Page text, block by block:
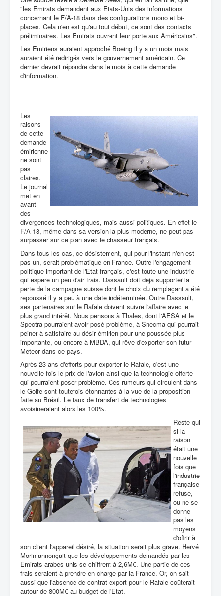
"les Emirats demandent aux Etats-Unis des informations
concernant le F/A-18 dans des configurations mono et bi-
places. Cela n'en est qu'au tout début, ce sont des contacts
préliminaires. Les Emirats ouvrent leur porte aux Américains".
Les Emiriens auraient approché Boeing il y a un mois mais
auraient été redirigés vers le gouvernement américain. Ce
dernier devrait répondre dans le mois à cette demande
d'information.
Les
raisons
de cette
demande
émirienne
ne sont
pas
claires.
Le journal
met en
avant
des
divergences technologiques, mais aussi politiques. En effet le
F/A-18, même dans sa version la plus moderne, ne peut pas
surpasser sur ce plan avec le chasseur français.
Dans tous les cas, ce désistement, qui pour l'instant n'en est
pas un, serait problématique en France. Outre l'engagement
politique important de l'Etat français, c'est toute une industrie
qui espère un peu d'air frais. Dassault doit déjà supporter la
perte de la campagne suisse dont le choix du remplaçant a été
repoussé il y a peu à une date indéterminée. Outre Dassault,
ses partenaires sur le Rafale doivent suivre l'affaire avec le
plus grand intérêt. Nous pensons à Thales, dont l'AESA et le
Spectra pourraient avoir posé problème, à Snecma qui pourrait
peiner à satisfaire au désir émirien pour une poussée plus
importante, ou encore à MBDA, qui rêve d'exporter son futur
Meteor dans ce pays.
Après 23 ans d'efforts pour exporter le Rafale, c'est une
nouvelle fois le prix de l'avion ainsi que la technologie offerte
qui pourraient poser problème. Ces rumeurs qui circulent dans
le Golfe sont toutefois étonnantes à la vue de la proposition
faite au Brésil. Le taux de transfert de technologies
avoisineraient alors les 100%.
Reste qui
si la
raison
était une
nouvelle
fois que
l'industrie
française
refuse,
ou ne se
donne
pas les
moyens
d'offrir à
son client l'appareil désiré, la situation serait plus grave. Hervé
Morin annonçait que les développements demandés par les
Emirats arabes unis se chiffrent à 2,6M€. Une partie de ces
frais seraient à prendre en charge par la France. Or, on sait
aussi que l'absence de contrat export pour le Rafale coûterait
autour de 800M€ au budget de l'Etat.